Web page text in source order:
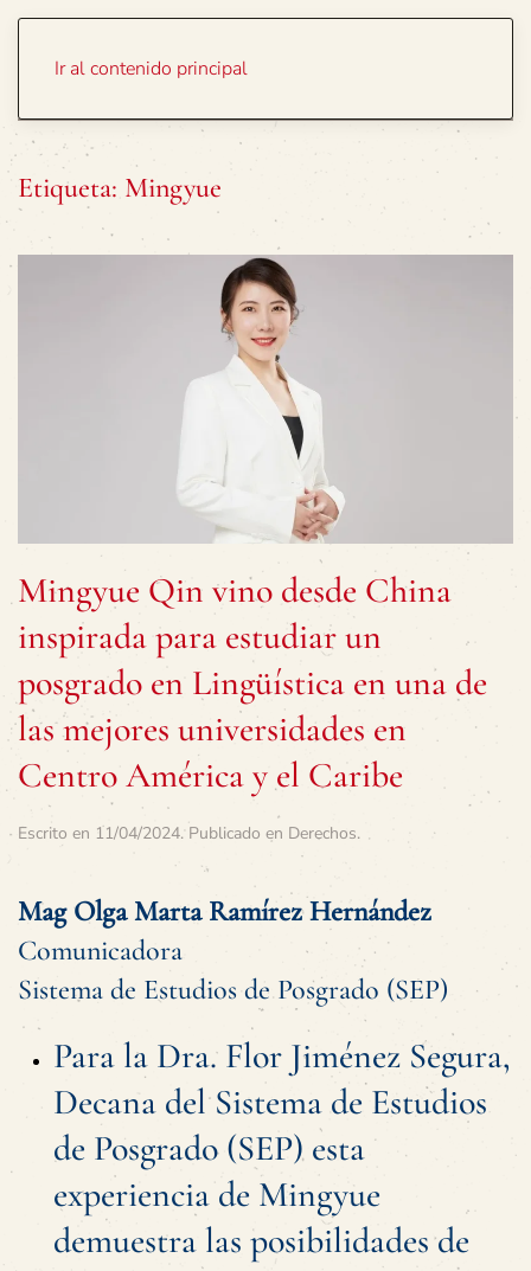
Ir al contenido principal
Etiqueta: Mingyue
Mingyue Qin vino desde China
inspirada para estudiar un
posgrado en Lingüística en una de
las mejores universidades en
Centro América y el Caribe
Escrito en 11/04/2024. Publicado en Derechos.
Mag Olga Marta Ramírez Hernández
Comunicadora
Sistema de Estudios de Posgrado (SEP)
Para la Dra. Flor Jiménez Segura,
Decana del Sistema de Estudios
de Posgrado (SEP) esta
experiencia de Mingyue
demuestra las posibilidades de